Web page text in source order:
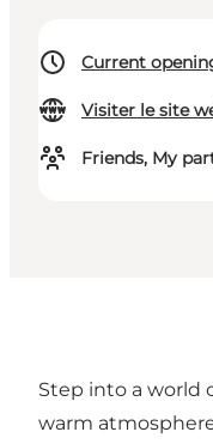
Current
Visiter le site
Friends, My
Step into a world
warm